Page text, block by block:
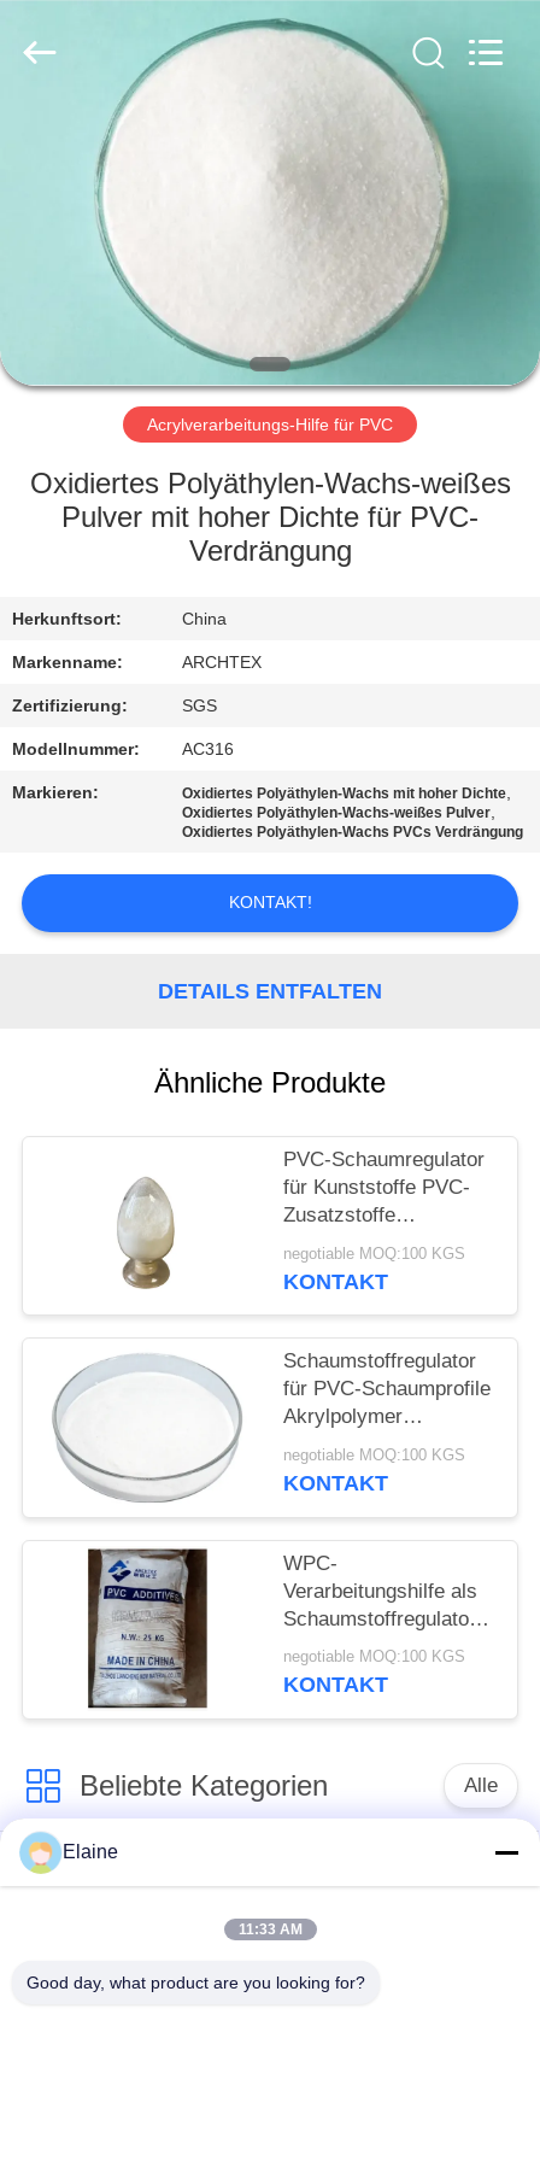
PRODUKTE
FABRIK-
AUSFLUG
QUALITÄTSKONTROLLE
SIE
MIT
UNS
IN
VERBINDUNG
SIE EIN
ZITAT
POLICY
Ltd..
Acrylverarbeitungs-Hilfe für PVC
Oxidiertes Polyäthylen-Wachs-weißes
Pulver mit hoher Dichte für PVC-
Verdrängung
Herkunftsort: China
Markenname: ARCHTEX
Zertifizierung: SGS
Modellnummer: AC316
Markieren: Oxidiertes Polyäthylen-Wachs mit hoher Dichte,
Oxidiertes Polyäthylen-Wachs-weißes Pulver,
Oxidiertes Polyäthylen-Wachs PVCs Verdrängung
KONTAKT!
DETAILS ENTFALTEN
Ähnliche Produkte
PVC-Schaumregulator
für Kunststoffe PVC-
Zusatzstoffe
Schaumblatt-
Schaumregulator
negotiable MOQ:100 KGS
KONTAKT
Schaumstoffregulator
für PVC-Schaumprofile
Akrylpolymer
Hilfsmittel für
Schaumbrett
negotiable MOQ:100 KGS
KONTAKT
WPC-
Verarbeitungshilfe als
Schaumstoffregulator
für PVC-Schaumstoff-
negotiable MOQ:100 KGS
KONTAKT
Beliebte Kategorien Alle
PVC-Hitzestabilisator
Stabilisator
Elaine
11:33 AM
Good day, what product are you looking for?